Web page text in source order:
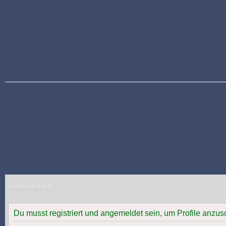
Foren-Übersicht
Du musst registriert und angemeldet sein, um Profile